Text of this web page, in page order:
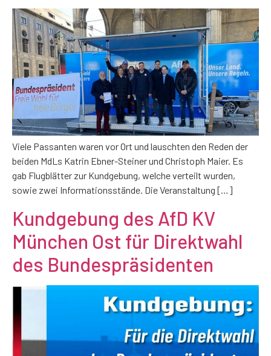
Viele Passanten waren vor Ort und lauschten den Reden der
beiden MdLs Katrin Ebner-Steiner und Christoph Maier. Es
gab Flugblätter zur Kundgebung, welche verteilt wurden,
sowie zwei Informationsstände. Die Veranstaltung […]
Kundgebung des AfD KV
München Ost für Direktwahl
des Bundespräsidenten